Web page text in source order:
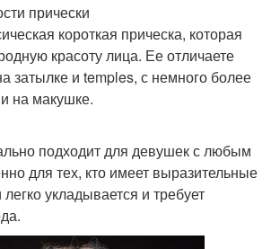
прически
короткая прическа, которая
красоту лица. Ее отличаете
затылке и temples, с немного более
на макушке.
подходит для девушек с любым
для тех, кто имеет выразительные
укладывается и требует